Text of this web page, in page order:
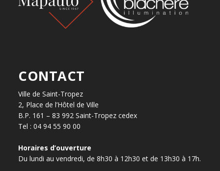
CONTACT
Ville de Saint-Tropez
2, Place de l’Hôtel de Ville
B.P. 161 – 83 992 Saint-Tropez cedex
Tel : 04 94 55 90 00
Horaires d’ouverture
Du lundi au vendredi, de 8h30 à 12h30 et de 13h30 à 17h.